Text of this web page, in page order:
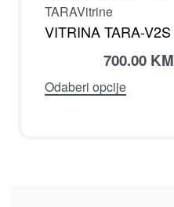
TARAVitrine
VITRINA TARA-V2S
700.00 KM
Odaberi opcije